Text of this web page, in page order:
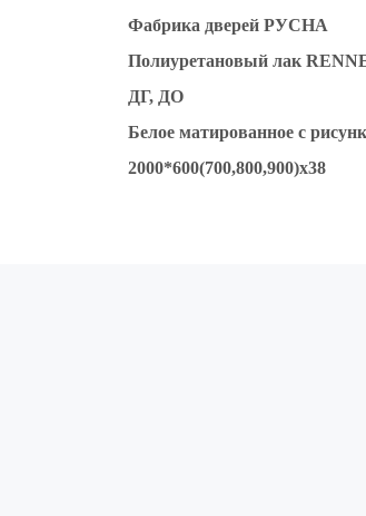
Фабрика дверей РУСНА
Полиуретановый лак
ДГ, ДО
Белое матированное с
2000*600(700,800,900)х38